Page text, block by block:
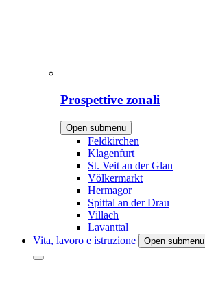
Prospettive zonali
Open submenu
Feldkirchen
Klagenfurt
St. Veit an der Glan
Völkermarkt
Hermagor
Spittal an der Drau
Villach
Lavanttal
Vita, lavoro e istruzione
Open submenu